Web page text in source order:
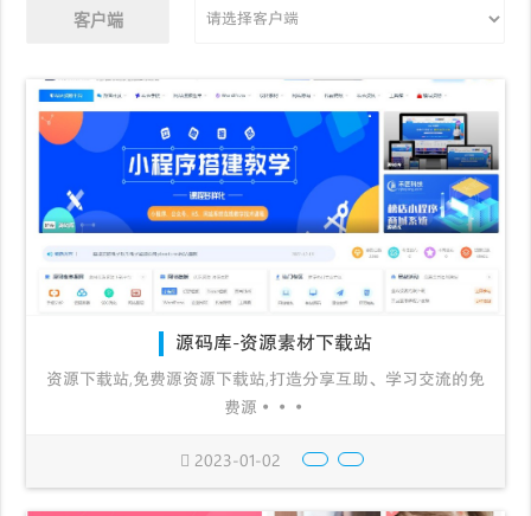
客户端
源码库-资源素材下载站
资源下载站,免费源资源下载站,打造分享互助、学习交流的免
费源···
2023-01-02